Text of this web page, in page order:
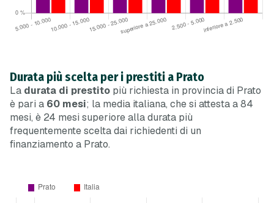
Durata più scelta per i prestiti a Prato
La durata di prestito più richiesta in provincia di Prato
è pari a 60 mesi; la media italiana, che si attesta a 84
mesi, è 24 mesi superiorealla durata più
frequentemente scelta dai richiedenti di un
finanziamento a Prato.